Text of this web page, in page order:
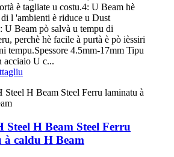
è tagliate u costu.4: U Beam hè
l 'ambienti è riduce u Dust
U Beam pò salvà u tempu di
perchè hè facile à purtà è pò ièssiri
tempu.Spessore 4.5mm-17mm Tipu
acciaio U c...
Steel H Beam Steel Ferru
à caldu H Beam